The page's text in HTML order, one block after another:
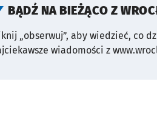
BĄDŹ NA BIEŻĄCO Z
„obserwuj”, aby wiedzieć, co
wiadomości z